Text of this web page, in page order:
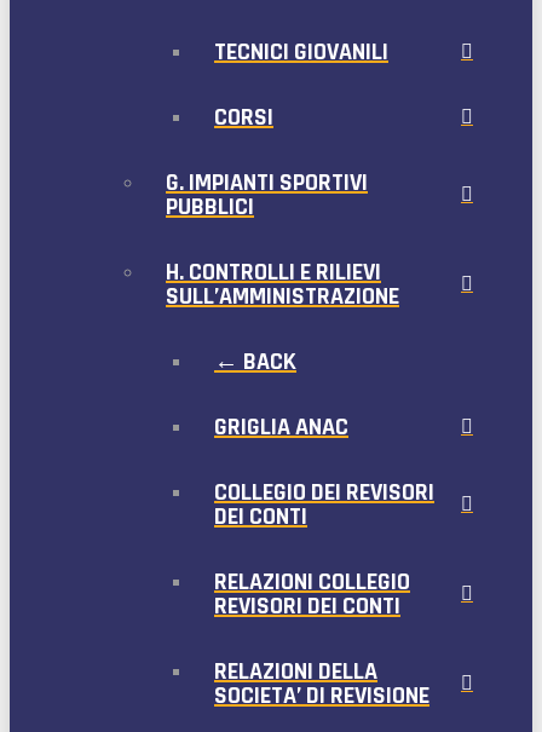
TECNICI GIOVANILI
CORSI
G. IMPIANTI SPORTIVI
PUBBLICI
H. CONTROLLI E RILIEVI
SULL’AMMINISTRAZIONE
← BACK
GRIGLIA ANAC
COLLEGIO DEI REVISORI
DEI CONTI
RELAZIONI COLLEGIO
REVISORI DEI CONTI
RELAZIONI DELLA
SOCIETA’ DI REVISIONE